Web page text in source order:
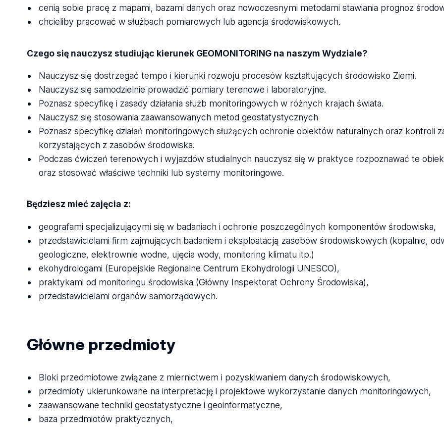
cenią sobie pracę z mapami, bazami danych oraz nowoczesnymi metodami stawiania prognoz
chcieliby pracować w służbach pomiarowych lub agencja środowiskowych.
Czego się nauczysz studiując kierunek GEOMONITORING na naszym Wydziale?
Nauczysz się dostrzegać tempo i kierunki rozwoju procesów kształtujących środowisko Ziemi.
Nauczysz się samodzielnie prowadzić pomiary terenowe i laboratoryjne.
Poznasz specyfikę i zasady działania służb monitoringowych w różnych krajach świata.
Nauczysz się stosowania zaawansowanych metod geostatystycznych
Poznasz specyfikę działań monitoringowych służących ochronie obiektów naturalnych oraz kontroli
korzystających z zasobów środowiska.
Podczas ćwiczeń terenowych i wyjazdów studialnych nauczysz się w praktyce rozpoznawać te
oraz stosować właściwe techniki lub systemy monitoringowe.
Będziesz mieć zajęcia z:
geografami specjalizującymi się w badaniach i ochronie poszczególnych komponentów środowiska,
przedstawicielami firm zajmujących badaniem i eksploatacją zasobów środowiskowych (kopalnie,
geologiczne, elektrownie wodne, ujęcia wody, monitoring klimatu itp.)
ekohydrologami (Europejskie Regionalne Centrum Ekohydrologii UNESCO),
praktykami od monitoringu środowiska (Główny Inspektorat Ochrony Środowiska),
przedstawicielami organów samorządowych.
Główne przedmioty
Bloki przedmiotowe związane z miernictwem i pozyskiwaniem danych środowiskowych,
przedmioty ukierunkowane na interpretację i projektowe wykorzystanie danych monitoringowych,
zaawansowane techniki geostatystyczne i geoinformatyczne,
baza przedmiotów praktycznych,